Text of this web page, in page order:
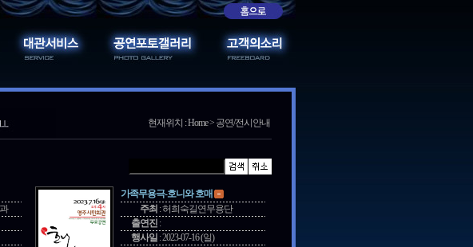
현재위치 : Home > 공연/전시안내
가족무용극-호니와 호매
주최 :허희숙길연무용단
출연진 :
행사일 :2023-07-16 (일)